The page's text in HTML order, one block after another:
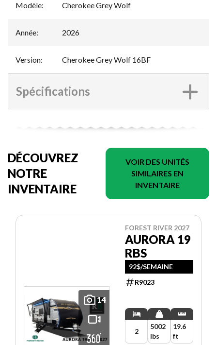
Modèle: Cherokee Grey Wolf
Année: 2026
Version: Cherokee Grey Wolf 16BF
Spécifications
DÉCOUVREZ
NOTRE
INVENTAIRE
VOIR DES UNITÉS
SIMILAIRES EN
INVENTAIRE
14
FOREST RIVER 2027
AURORA 19
RBS
92$/SEMAINE
R9023
2
5002
lbs
19.6
ft